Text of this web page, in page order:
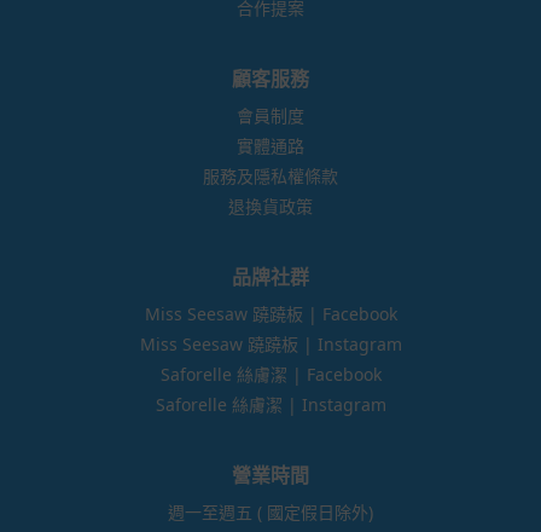
合作提案
顧客服務
會員制度
實體通路
服務及隱私權條款
退換貨政策
品牌社群
Miss Seesaw 蹺蹺板 | Facebook
Miss Seesaw 蹺蹺板 | Instagram
Saforelle 絲膚潔 | Facebook
Saforelle 絲膚潔 | Instagram
營業時間
週一至週五 ( 國定假日除外)